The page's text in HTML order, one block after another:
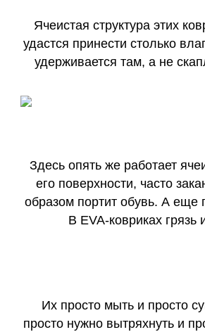
Ячеистая структура этих
удастся принести столько
удерживается там, а не
Здесь опять же работает
его поверхности, часто
образом портит обувь. А еще
В EVA-ковриках
Их просто мыть и просто
просто нужно вытряхнуть и